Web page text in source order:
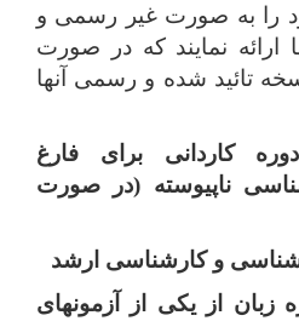
را به صورت غیر رسمی و
ارائه نمایند که در صورت
تائید شده و رسمی آنها
کاردانی برای فارغ
ناپیوسته (در صورت
زبان از یکی از آزمون­های